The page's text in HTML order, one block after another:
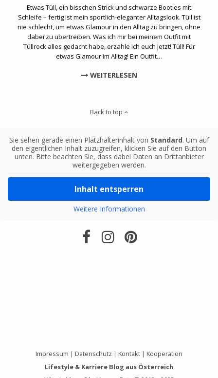
Etwas Tüll, ein bisschen Strick und schwarze Booties mit
Schleife – fertig ist mein sportlich-eleganter Alltagslook. Tüll ist
nie schlecht, um etwas Glamour in den Alltag zu bringen, ohne
dabei zu übertreiben. Was ich mir bei meinem Outfit mit
Tüllrock alles gedacht habe, erzähle ich euch jetzt! Tüll! Für
etwas Glamour im Alltag! Ein Outfit…
WEITERLESEN
Back to top
Sie sehen gerade einen Platzhalterinhalt von Standard. Um auf
den eigentlichen Inhalt zuzugreifen, klicken Sie auf den Button
unten. Bitte beachten Sie, dass dabei Daten an Drittanbieter
weitergegeben werden.
Inhalt entsperren
Weitere Informationen
Impressum | Datenschutz | Kontakt | Kooperation
Lifestyle & Karriere Blog aus Österreich